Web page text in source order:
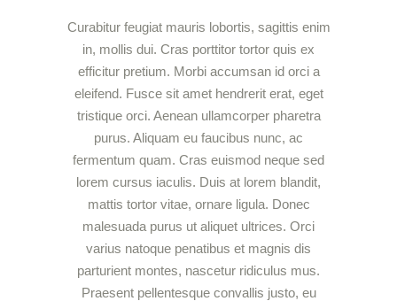
Curabitur feugiat mauris lobortis, sagittis enim
in, mollis dui. Cras porttitor tortor quis ex
efficitur pretium. Morbi accumsan id orci a
eleifend. Fusce sit amet hendrerit erat, eget
tristique orci. Aenean ullamcorper pharetra
purus. Aliquam eu faucibus nunc, ac
fermentum quam. Cras euismod neque sed
lorem cursus iaculis. Duis at lorem blandit,
mattis tortor vitae, ornare ligula. Donec
malesuada purus ut aliquet ultrices. Orci
varius natoque penatibus et magnis dis
parturient montes, nascetur ridiculus mus.
Praesent pellentesque convallis justo, eu